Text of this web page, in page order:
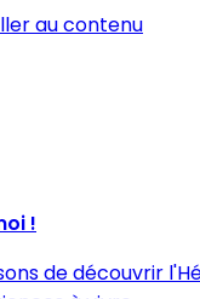
au contenu
!
de découvrir